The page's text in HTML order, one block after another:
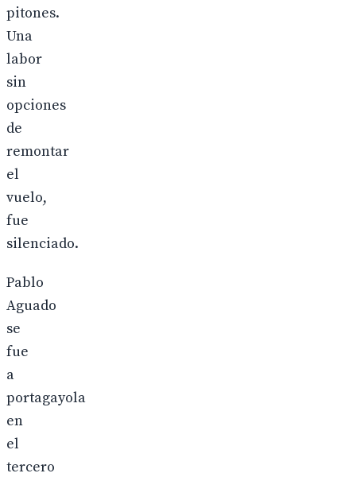
pitones.
Una
labor
sin
opciones
de
remontar
el
vuelo,
fue
silenciado.
Pablo
Aguado
se
fue
a
portagayola
en
el
tercero